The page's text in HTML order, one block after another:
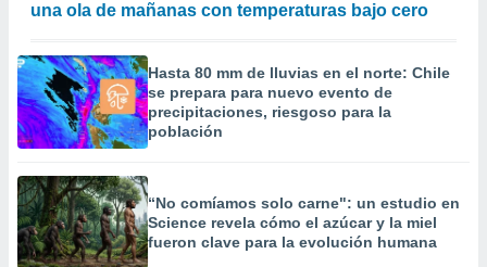
una ola de mañanas con temperaturas bajo cero
Hasta 80 mm de lluvias en el norte: Chile
se prepara para nuevo evento de
precipitaciones, riesgoso para la
población
“No comíamos solo carne": un estudio en
Science revela cómo el azúcar y la miel
fueron clave para la evolución humana